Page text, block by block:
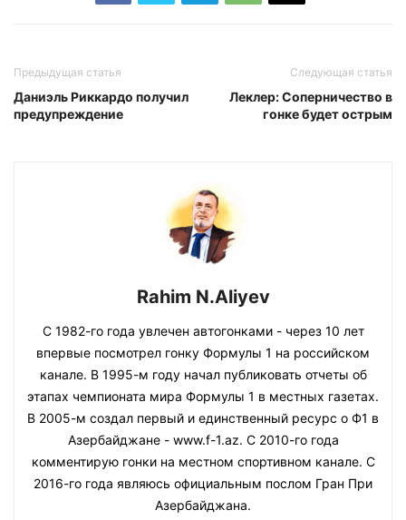
Предыдущая статья
Даниэль Риккардо получил
предупреждение
Следующая статья
Леклер: Соперничество в
гонке будет острым
Rahim N.Aliyev
С 1982-го года увлечен автогонками - через 10 лет
впервые посмотрел гонку Формулы 1 на российском
канале. В 1995-м году начал публиковать отчеты об
этапах чемпионата мира Формулы 1 в местных газетах.
В 2005-м создал первый и единственный ресурс о Ф1 в
Азербайджане - www.f-1.az. С 2010-го года
комментирую гонки на местном спортивном канале. С
2016-го года являюсь официальным послом Гран При
Азербайджана.